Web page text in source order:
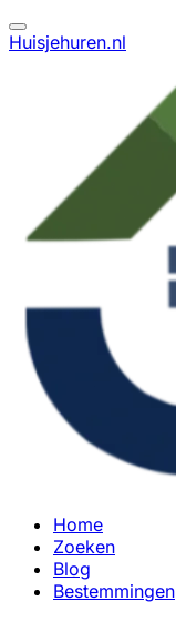
Huisjehuren.nl
Home
Zoeken
Blog
Bestemmingen